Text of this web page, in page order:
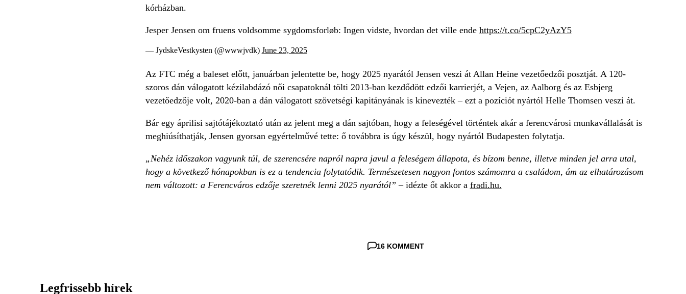
kórházban.
Jesper Jensen om fruens voldsomme sygdomsforløb: Ingen vidste, hvordan det ville ende https://t.co/5cpC2yAzY5
— JydskeVestkysten (@wwwjvdk) June 23, 2025
Az FTC még a baleset előtt, januárban jelentette be, hogy 2025 nyarától Jensen veszi át Allan Heine vezetőedzői posztját. A 120-
szoros dán válogatott kézilabdázó női csapatoknál tölti 2013-ban kezdődött edzői karrierjét, a Vejen, az Aalborg és az Esbjerg
vezetőedzője volt, 2020-ban a dán válogatott szövetségi kapitányának is kinevezték – ezt a pozíciót nyártól Helle Thomsen veszi át.
Bár egy áprilisi sajtótájékoztató után az jelent meg a dán sajtóban, hogy a feleségével történtek akár a ferencvárosi munkavállalását is
meghiúsíthatják, Jensen gyorsan egyértelművé tette: ő továbbra is úgy készül, hogy nyártól Budapesten folytatja.
„Nehéz időszakon vagyunk túl, de szerencsére napról napra javul a feleségem állapota, és bízom benne, illetve minden jel arra utal,
hogy a következő hónapokban is ez a tendencia folytatódik. Természetesen nagyon fontos számomra a családom, ám az elhatározásom
nem változott: a Ferencváros edzője szeretnék lenni 2025 nyarától” – idézte őt akkor a fradi.hu.
16 KOMMENT
Legfrissebb hírek